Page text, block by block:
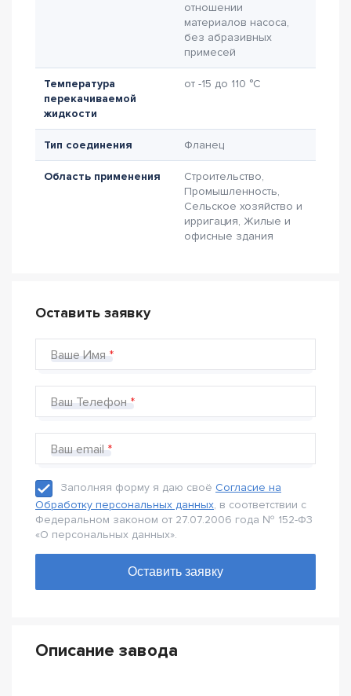
отношении
материалов насоса,
без абразивных
примесей
Температура
перекачиваемой
жидкости
от -15 до 110 °C
Тип соединения Фланец
Область применения
Строительство,
Промышленность,
Сельское хозяйство и
ирригация, Жилые и
офисные здания
Оставить заявку
Ваше Имя
Ваш Телефон
Ваш email
Заполняя форму я даю своё Согласие на
Обработку персональных данных, в соответствии с
Федеральном законом от 27.07.2006 года № 152-Ф3
«О персональных данных».
Описание завода